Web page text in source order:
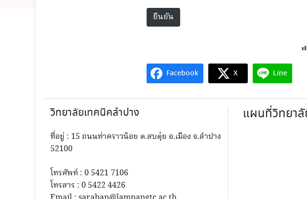
Facebook X Line
วิทยาลัยเทคนิคลำปาง
ที่อยู่ : 15 ถนนท่าคราวน้อย ต.สบตุ๋ย อ.เมือง จ.ลำปาง
52100
โทรศัพท์ : 0 5421 7106
โทรสาร : 0 5422 4426
แผนที่วิทยา